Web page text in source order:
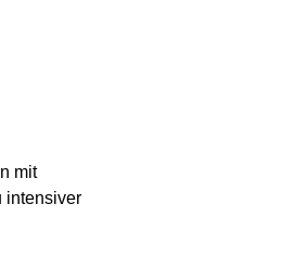
mit
intensiver